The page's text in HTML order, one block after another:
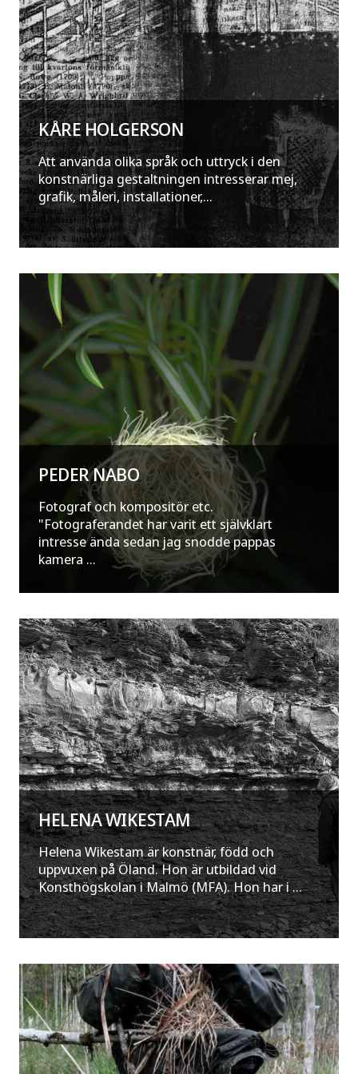
KÅRE HOLGERSON
Att använda olika språk och uttryck i den
konstnärliga gestaltningen intresserar mej,
grafik, måleri, installationer,...
PEDER NABO
Fotograf och kompositör etc.
"Fotograferandet har varit ett självklart
intresse ända sedan jag snodde pappas
kamera ...
HELENA WIKESTAM
Helena Wikestam är konstnär, född och
uppvuxen på Öland. Hon är utbildad vid
Konsthögskolan i Malmö (MFA). Hon har i ...